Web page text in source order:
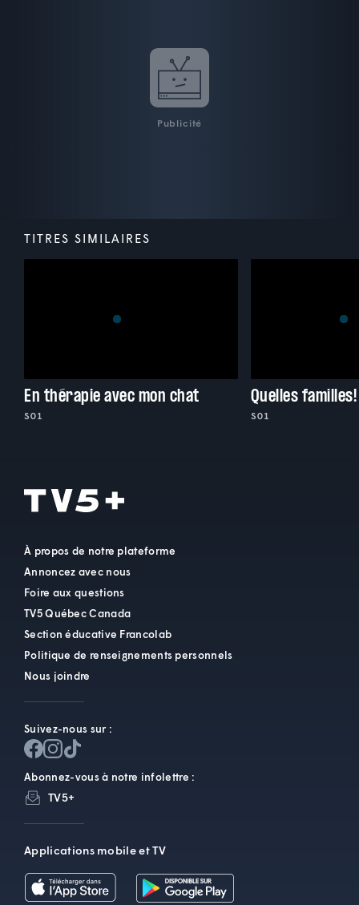
Publicité
TITRES SIMILAIRES
En thérapie avec mon chat
S01
Quelles familles!
S01
À propos de notre plateforme
Annoncez avec nous
Foire aux questions
TV5 Québec Canada
Section éducative Francolab
Politique de renseignements personnels
Nous joindre
Suivez-nous sur :
Abonnez-vous à notre infolettre :
TV5+
Applications mobile et TV